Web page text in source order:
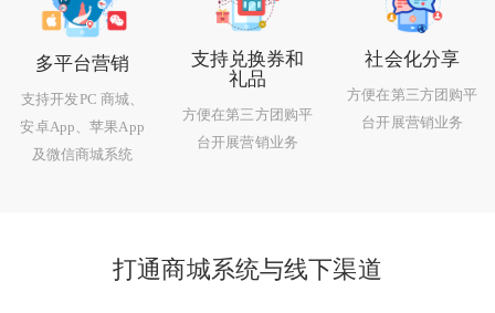
多平台营销
支持开发PC 商城、
安卓App、苹果App
及微信商城系统
支持兑换券和
礼品
方便在第三方团购平
台开展营销业务
社会化分享
方便在第三方团购平
台开展营销业务
打通商城系统与线下渠道